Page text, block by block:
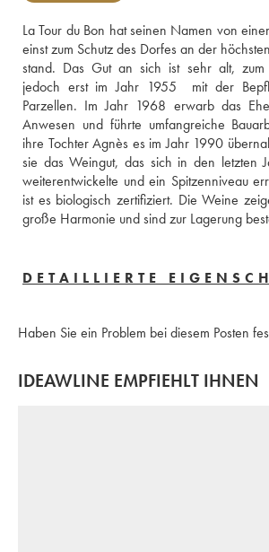
La Tour du Bon hat seinen Namen von
einst zum Schutz des Dorfes an der
stand. Das Gut an sich ist sehr alt,
jedoch erst im Jahr 1955  mit der
Parzellen. Im Jahr 1968 erwarb das
Anwesen und führte umfangreiche
ihre Tochter Agnès es im Jahr 1990
sie das Weingut, das sich in den letzten
weiterentwickelte und ein Spitzenniveau
ist es biologisch zertifiziert. Die Weine
große Harmonie und sind zur Lagerung
DETAILLIERTE
Haben Sie ein Problem bei diesem Posten
IDEAWLINE EMPFIEHLT IHNEN